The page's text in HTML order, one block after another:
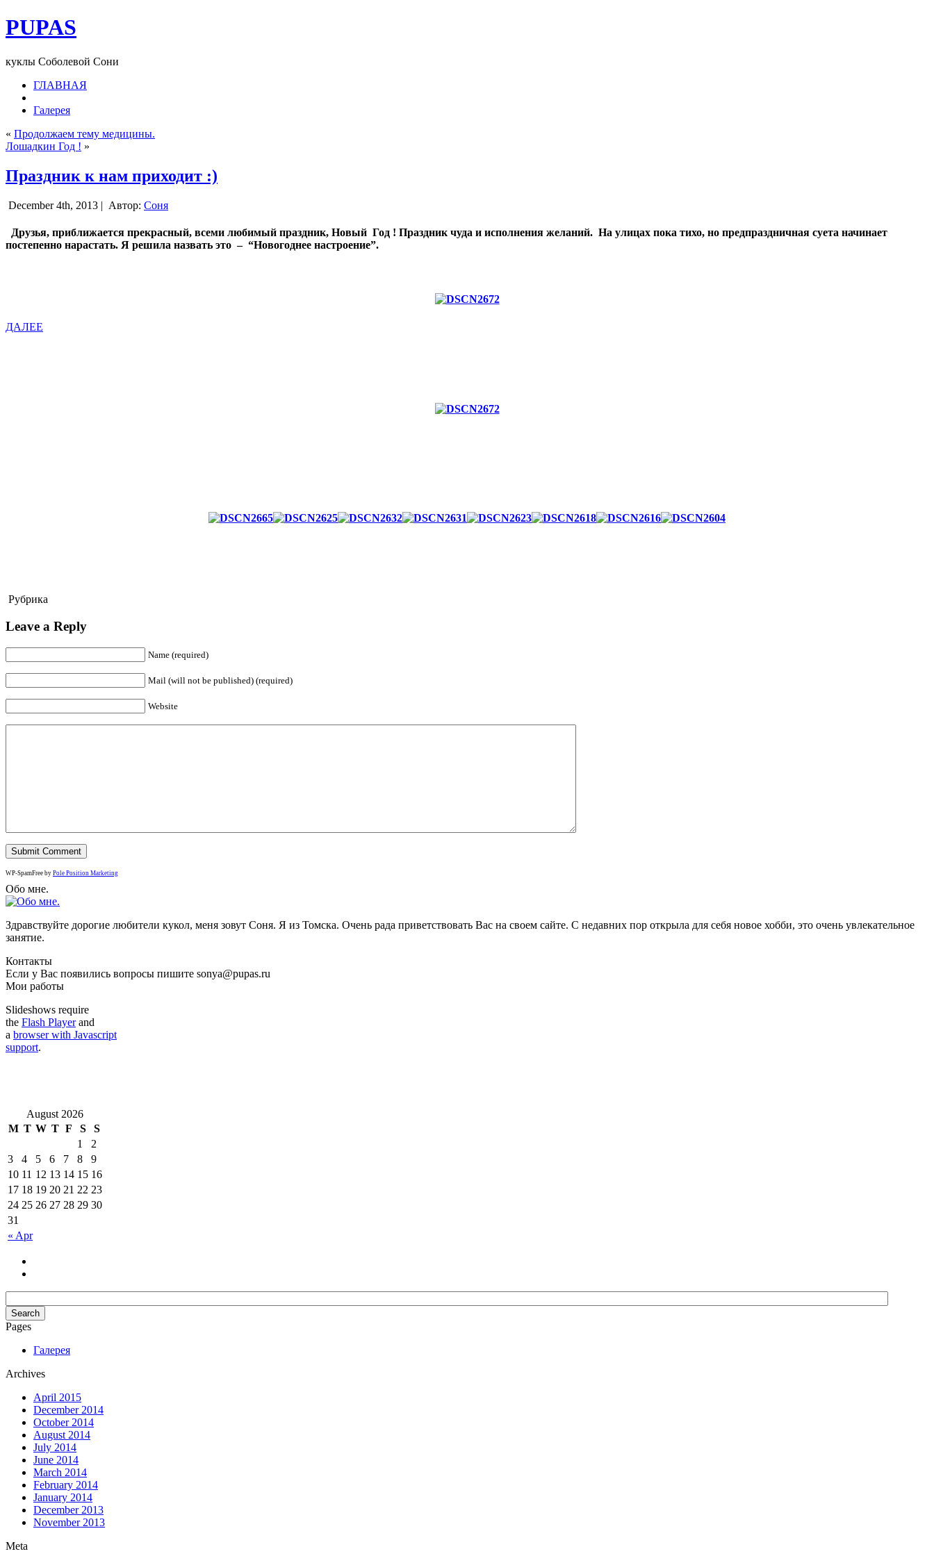
PUPAS
куклы Соболевой Сони
ГЛАВНАЯ
Галерея
« Продолжаем тему медицины.
Лошадкин Год ! »
Праздник к нам приходит :)
December 4th, 2013 | Автор: Соня
Друзья, приближается прекрасный, всеми любимый праздник, Новый Год ! Праздник чуда и исполнения желаний. На улицах пока тихо, но предпраздничная суета начинает
постепенно нарастать. Я решила назвать это – “Новогоднее настроение”.
ДАЛЕЕ
Рубрика
Leave a Reply
Name (required)
Mail (will not be published) (required)
Website
WP-SpamFree by Pole Position Marketing
Обо мне.
Здравствуйте дорогие любители кукол, меня зовут Соня. Я из Томска. Очень рада приветствовать Вас на своем сайте. С недавних пор открыла для себя новое хобби, это очень увлекательное
занятие.
Контакты
Если у Вас появились вопросы пишите sonya@pupas.ru
Мои работы
Slideshows require
the Flash Playerand
a browser with Javascript
support.
August 2026
M T W T F S S
« Apr
1
2
3
4 5 6 7 8
9
10 11 12 13 14 15 16
17 18 19 20 21 22 23
24 25 26 27 28 29 30
31
Pages
Галерея
Archives
April 2015
December 2014
October 2014
August 2014
July 2014
June 2014
March 2014
February 2014
January 2014
December 2013
November 2013
Meta